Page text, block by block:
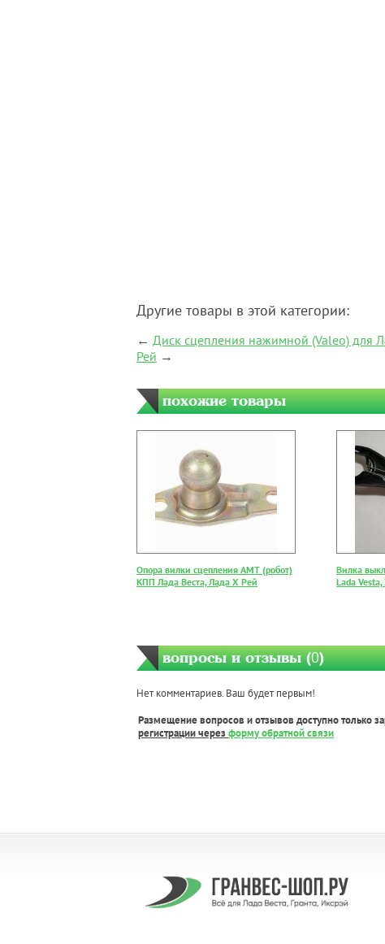
Другие товары в этой категории:
← Диск сцепления нажимной (Valeo) для
Рей →
похожие товары
Опора вилки сцепления АМТ (робот)
КПП Лада Веста, Лада Х Рей
Вилка
Lada
вопросы и отзывы (0)
Нет комментариев. Ваш будет первым!
Размещение вопросов и отзывов доступно только
регистрации через форму обратной связи